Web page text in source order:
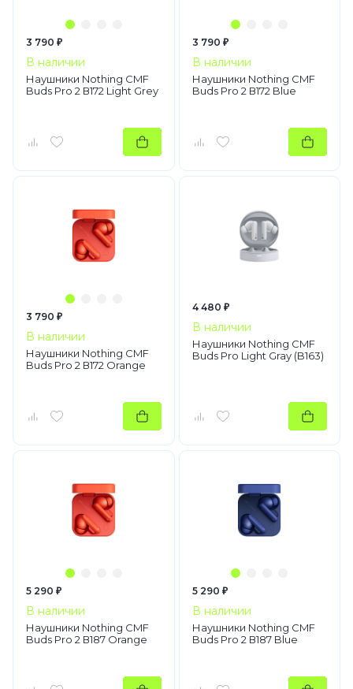
3 790 ₽
В наличии
Наушники Nothing CMF
Buds Pro 2 В172 Light Grey
3 790 ₽
В наличии
Наушники Nothing CMF
Buds Pro 2 В172 Blue
3 790 ₽
В наличии
Наушники Nothing CMF
Buds Pro 2 В172 Orange
4 480 ₽
В наличии
Наушники Nothing CMF
Buds Pro Light Gray (B163)
5 290 ₽
В наличии
Наушники Nothing CMF
Buds Pro 2 В187 Orange
5 290 ₽
В наличии
Наушники Nothing CMF
Buds Pro 2 В187 Blue